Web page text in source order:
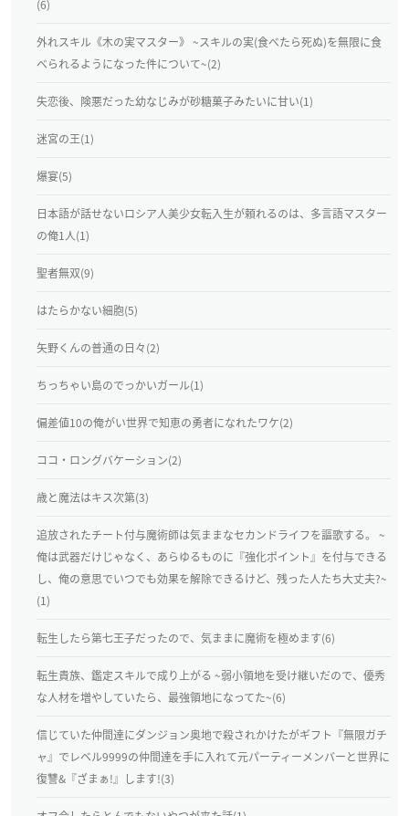
(6)
外れスキル《木の実マスター》 ~スキルの実(食べたら死ぬ)を無限に食
べられるようになった件について~(2)
失恋後、険悪だった幼なじみが砂糖菓子みたいに甘い(1)
迷宮の王(1)
爆宴(5)
日本語が話せないロシア人美少女転入生が頼れるのは、多言語マスター
の俺1人(1)
聖者無双(9)
はたらかない細胞(5)
矢野くんの普通の日々(2)
ちっちゃい島のでっかいガール(1)
偏差値10の俺がい世界で知恵の勇者になれたワケ(2)
ココ・ロングバケーション(2)
歳と魔法はキス次第(3)
追放されたチート付与魔術師は気ままなセカンドライフを謳歌する。 ~
俺は武器だけじゃなく、あらゆるものに『強化ポイント』を付与できる
し、俺の意思でいつでも効果を解除できるけど、残った人たち大丈夫?~
(1)
転生したら第七王子だったので、気ままに魔術を極めます(6)
転生貴族、鑑定スキルで成り上がる ~弱小領地を受け継いだので、優秀
な人材を増やしていたら、最強領地になってた~(6)
信じていた仲間達にダンジョン奥地で殺されかけたがギフト『無限ガチ
ャ』でレベル9999の仲間達を手に入れて元パーティーメンバーと世界に
復讐&『ざまぁ!』します!(3)